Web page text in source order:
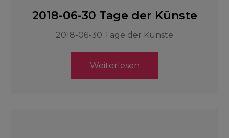
2018-06-30 Tage der Künste
2018-06-30 Tage der Künste
Weiterlesen